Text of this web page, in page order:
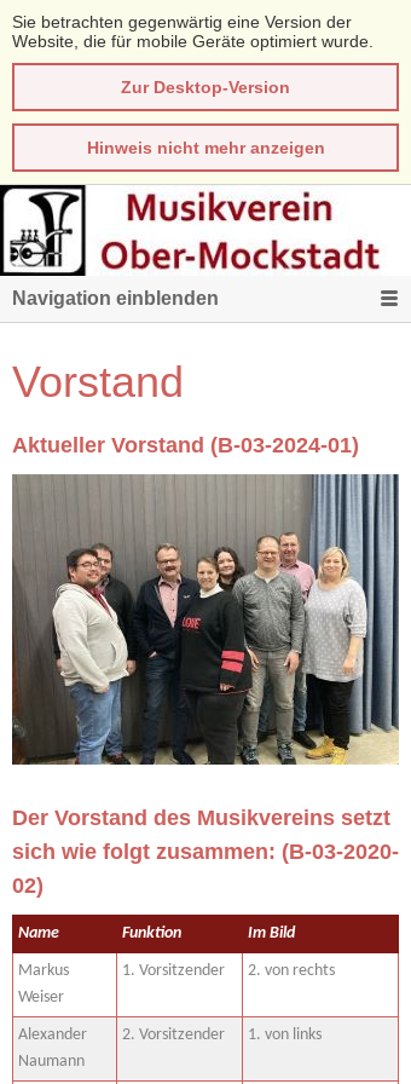
Sie betrachten gegenwärtig eine Version der
Website, die für mobile Geräte optimiert wurde.
Zur Desktop-Version
Hinweis nicht mehr anzeigen
Navigation einblenden
Vorstand
Aktueller Vorstand (B-03-2024-01)
Der Vorstand des Musikvereins setzt
sich wie folgt zusammen: (B-03-2020-
02)
Name Funktion Im Bild
Markus
Weiser
1. Vorsitzender 2. von rechts
Alexander
Naumann
2. Vorsitzender 1. von links